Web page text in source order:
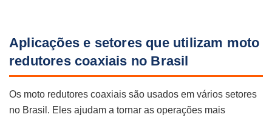
Aplicações e setores que utilizam moto
redutores coaxiais no Brasil
Os moto redutores coaxiais são usados em vários setores
no Brasil. Eles ajudam a tornar as operações mais